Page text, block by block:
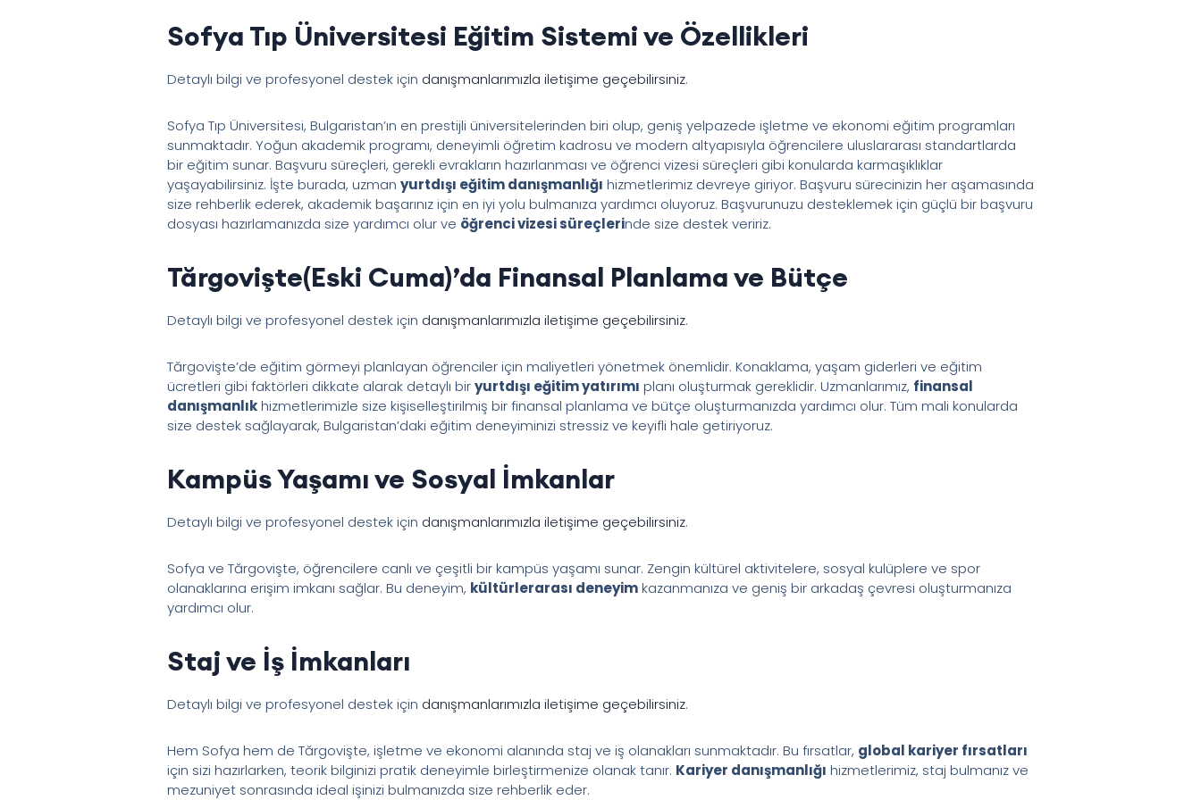
Sofya Tıp Üniversitesi Eğitim Sistemi ve Özellikleri
Detaylı bilgi ve profesyonel destek için danışmanlarımızla iletişime geçebilirsiniz.
Sofya Tıp Üniversitesi, Bulgaristan’ın en prestijli üniversitelerinden biri olup, geniş yelpazede işletme ve ekonomi eğitim programları
sunmaktadır. Yoğun akademik programı, deneyimli öğretim kadrosu ve modern altyapısıyla öğrencilere uluslararası standartlarda
bir eğitim sunar. Başvuru süreçleri, gerekli evrakların hazırlanması ve öğrenci vizesi süreçleri gibi konularda karmaşıklıklar
yaşayabilirsiniz. İşte burada, uzman yurtdışı eğitim danışmanlığı hizmetlerimiz devreye giriyor. Başvuru sürecinizin her aşamasında
size rehberlik ederek, akademik başarınız için en iyi yolu bulmanıza yardımcı oluyoruz. Başvurunuzu desteklemek için güçlü bir başvuru
dosyası hazırlamanızda size yardımcı olur ve öğrenci vizesi süreçlerinde size destek veririz.
Tărgovişte(Eski Cuma)’da Finansal Planlama ve Bütçe
Detaylı bilgi ve profesyonel destek için danışmanlarımızla iletişime geçebilirsiniz.
Tărgovişte’de eğitim görmeyi planlayan öğrenciler için maliyetleri yönetmek önemlidir. Konaklama, yaşam giderleri ve eğitim
ücretleri gibi faktörleri dikkate alarak detaylı biryurtdışı eğitim yatırımı planı oluşturmak gereklidir. Uzmanlarımız, finansal
danışmanlıkhizmetlerimizle size kişiselleştirilmiş bir finansal planlama ve bütçe oluşturmanızda yardımcı olur. Tüm mali konularda
size destek sağlayarak, Bulgaristan’daki eğitim deneyiminizi stressiz ve keyifli hale getiriyoruz.
Kampüs Yaşamı ve Sosyal İmkanlar
Detaylı bilgi ve profesyonel destek için danışmanlarımızla iletişime geçebilirsiniz.
Sofya ve Tărgovişte, öğrencilere canlı ve çeşitli bir kampüs yaşamı sunar. Zengin kültürel aktivitelere, sosyal kulüplere ve spor
olanaklarına erişim imkanı sağlar. Bu deneyim, kültürlerarası deneyimkazanmanıza ve geniş bir arkadaş çevresi oluşturmanıza
yardımcı olur.
Staj ve İş İmkanları
Detaylı bilgi ve profesyonel destek için danışmanlarımızla iletişime geçebilirsiniz.
Hem Sofya hem de Tărgovişte, işletme ve ekonomi alanında staj ve iş olanakları sunmaktadır. Bu fırsatlar, global kariyer fırsatları
için sizi hazırlarken, teorik bilginizi pratik deneyimle birleştirmenize olanak tanır. Kariyer danışmanlığı hizmetlerimiz, staj bulmanız ve
mezuniyet sonrasında ideal işinizi bulmanızda size rehberlik eder.